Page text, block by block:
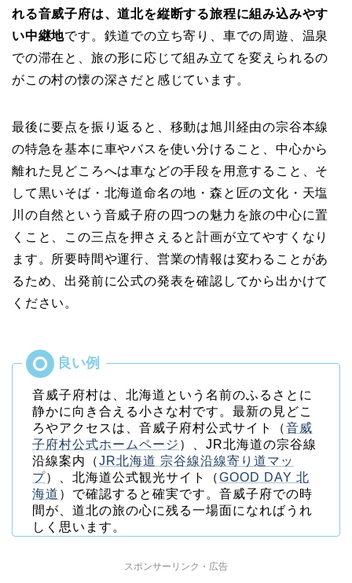
れる音威子府は、道北を縦断する旅程に組み込みやす
い中継地です。鉄道での立ち寄り、車での周遊、温泉
での滞在と、旅の形に応じて組み立てを変えられるの
がこの村の懐の深さだと感じています。
最後に要点を振り返ると、移動は旭川経由の宗谷本線
の特急を基本に車やバスを使い分けること、中心から
離れた見どころへは車などの手段を用意すること、そ
して黒いそば・北海道命名の地・森と匠の文化・天塩
川の自然という音威子府の四つの魅力を旅の中心に置
くこと、この三点を押さえると計画が立てやすくなり
ます。所要時間や運行、営業の情報は変わることがあ
るため、出発前に公式の発表を確認してから出かけて
ください。
音威子府村は、北海道という名前のふるさとに
静かに向き合える小さな村です。最新の見どこ
ろやアクセスは、音威子府村公式サイト（音威
子府村公式ホームページ ）、JR北海道の宗谷線
沿線案内（JR北海道 宗谷線沿線寄り道マッ
プ）、北海道公式観光サイト（GOOD DAY 北
海道 ）で確認すると確実です。音威子府での時
間が、道北の旅の心に残る一場面になればうれ
しく思います。
スポンサーリンク・広告